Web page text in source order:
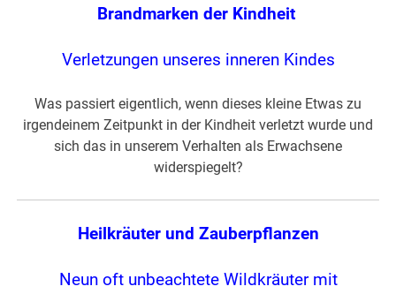
Brandmarken der Kindheit
Verletzungen unseres inneren Kindes
Was passiert eigentlich, wenn dieses kleine Etwas zu
irgendeinem Zeitpunkt in der Kindheit verletzt wurde und
sich das in unserem Verhalten als Erwachsene
widerspiegelt?
Heilkräuter und Zauberpflanzen
Neun oft unbeachtete Wildkräuter mit